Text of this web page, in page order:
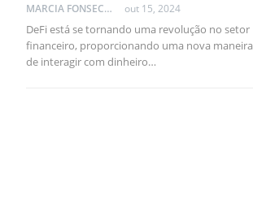
MARCIA FONSECA - FINANCIAL CONSULTANT out 15, 2024
DeFi está se tornando uma revolução no setor
financeiro, proporcionando uma nova maneira
de interagir com dinheiro…